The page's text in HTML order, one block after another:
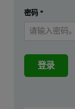
密码 *
登录